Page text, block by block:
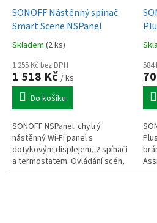
SONOFF Nástěnný spínač
Smart Scene NSPanel
Skladem (2 ks)
1 255 Kč bez DPH
1 518 Kč / ks
Do košíku
SONOFF NSPanel: chytrý
nástěnný Wi-Fi panel s
dotykovým displejem, 2 spínači
a termostatem. Ovládání scén,
zařízení i počasí, podpora
584
32